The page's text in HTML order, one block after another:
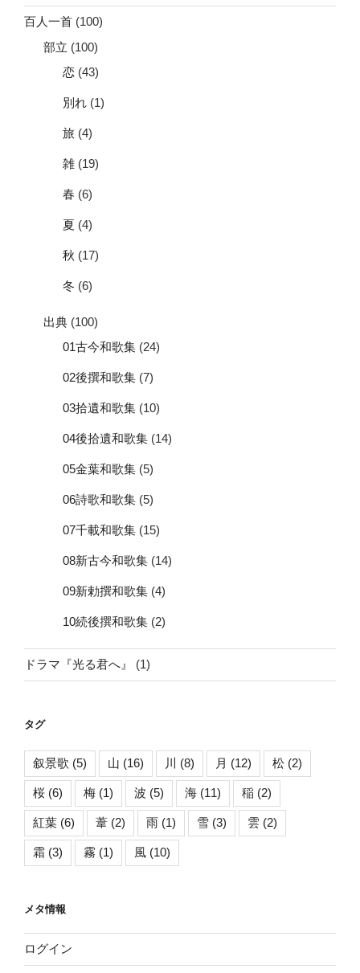
百人一首 (100)
部立 (100)
恋 (43)
別れ (1)
旅 (4)
雑 (19)
春 (6)
夏 (4)
秋 (17)
冬 (6)
出典 (100)
01古今和歌集 (24)
02後撰和歌集 (7)
03拾遺和歌集 (10)
04後拾遺和歌集 (14)
05金葉和歌集 (5)
06詩歌和歌集 (5)
07千載和歌集 (15)
08新古今和歌集 (14)
09新勅撰和歌集 (4)
10続後撰和歌集 (2)
ドラマ『光る君へ』 (1)
タグ
叙景歌 (5) 山 (16) 川 (8) 月 (12) 松 (2)
桜 (6) 梅 (1) 波 (5) 海 (11) 稲 (2)
紅葉 (6) 葦 (2) 雨 (1) 雪 (3) 雲 (2)
霜 (3) 霧 (1) 風 (10)
メタ情報
ログイン